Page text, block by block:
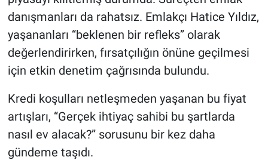
danışmanları da rahatsız. Emlakçı Hatice Yıldız,
yaşananları “beklenen bir refleks” olarak
değerlendirirken, fırsatçılığın önüne geçilmesi
için etkin denetim çağrısında bulundu.
Kredi koşulları netleşmeden yaşanan bu fiyat
artışları, “Gerçek ihtiyaç sahibi bu şartlarda
nasıl ev alacak?” sorusunu bir kez daha
gündeme taşıdı.